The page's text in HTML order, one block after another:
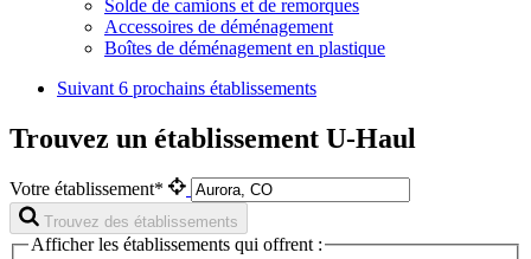
Solde de camions et de remorques
Accessoires de déménagement
Boîtes de déménagement en plastique
Suivant 6 prochains établissements
Trouvez un établissement U-Haul
Votre établissement*
Trouvez des établissements
Afficher les établissements qui offrent :